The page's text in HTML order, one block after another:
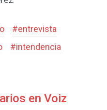
#entrevista
#intendencia
en Voiz